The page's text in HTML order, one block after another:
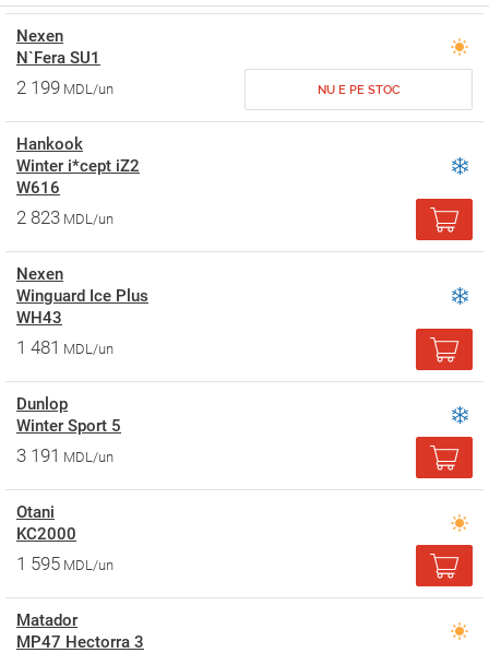
Nexen
N`Fera SU1
2 199 MDL/un NU E PE STOC
Hankook
Winter i*cept iZ2
W616
2 823 MDL/un
Nexen
Winguard Ice Plus
WH43
1 481 MDL/un
Dunlop
Winter Sport 5
3 191 MDL/un
Otani
KC2000
1 595 MDL/un
Matador
MP47 Hectorra 3